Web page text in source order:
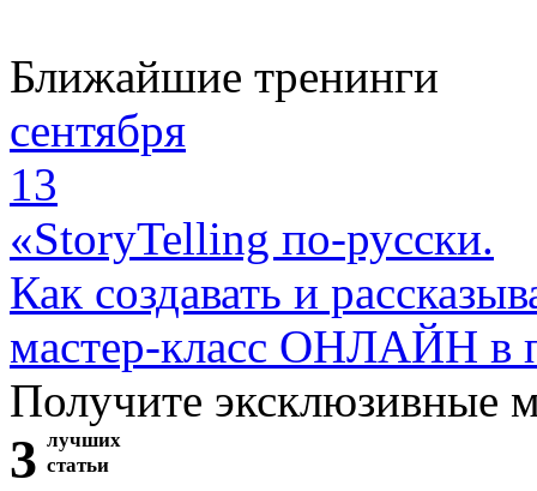
Ближайшие тренинги
сентября
13
«StoryTelling по-русски.
Как создавать и
мастер-класс ОНЛАЙН в
Получите эксклюзивные
3 лучших
статьи